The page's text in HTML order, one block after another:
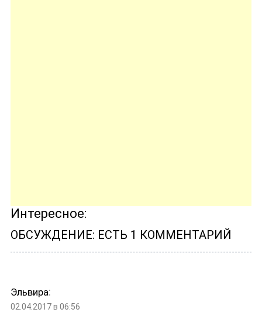
Интересное:
ОБСУЖДЕНИЕ: ЕСТЬ 1 КОММЕНТАРИЙ
Эльвира:
02.04.2017 в 06:56